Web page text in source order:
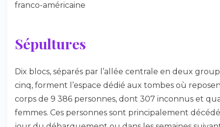
franco-américaine
Sépultures
Dix blocs, séparés par l’allée centrale en deux
cinq, forment l’espace dédié aux tombes où
corps de 9 386 personnes, dont 307 inconnus et
femmes. Ces personnes sont principalement